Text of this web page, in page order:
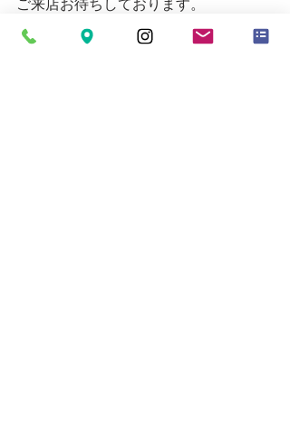
ご来店お待ちしております。
販売価格についてはお電話にてお問い
合わせください。